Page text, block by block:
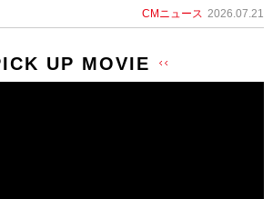
CMニュース 2026.07.21
UP MOVIE